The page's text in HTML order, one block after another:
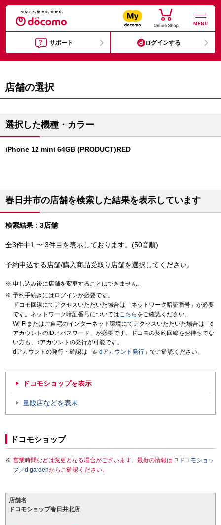
MENU
サポート ログインする
店舗の選択
選択した機種・カラー
iPhone 12 mini 64GB (PRODUCT)RED
春日井市の店舗を検索した結果を表示しています
検索結果：3店舗
全3件中1 〜 3件目を表示しております。(50音順)
予約申込する店舗/購入商品受取り店舗を選択してください。
申し込み後に店舗を変更することはできません。
予約手続きにはログインが必要です。
ドコモ回線にてアクセスいただいた場合は「ネットワーク暗証番号」が必要
です。ネットワーク暗証番号についてはこちら をご確認ください。
Wi-Fiまたはご自宅のインターネット環境にてアクセスいただいた場合は「d
アカウントのID／パスワード」が必要です。ドコモの契約回線をお持ちでな
い方も、dアカウントの発行が可能です。
dアカウントの発行・確認は「
dアカウント発行 」でご確認ください。
ドコモショップを表示
量販店などを表示
ドコモショップ
営業時間などは変更となる場合がございます。最新の情報は
ドコモショッ
プ／d gardenからご確認ください。
店舗名
ドコモショップ春日井北店